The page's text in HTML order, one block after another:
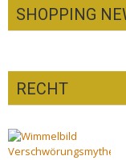
SHOPPING
Pepe
RECHT